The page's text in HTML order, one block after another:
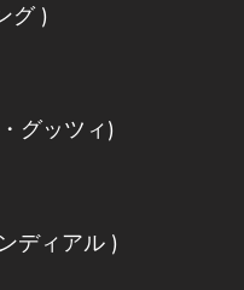
グ )
グッツィ)
ディアル )